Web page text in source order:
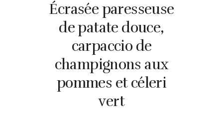
Écrasée paresseuse
de patate douce,
carpaccio de
champignons aux
pommes et céleri
vert